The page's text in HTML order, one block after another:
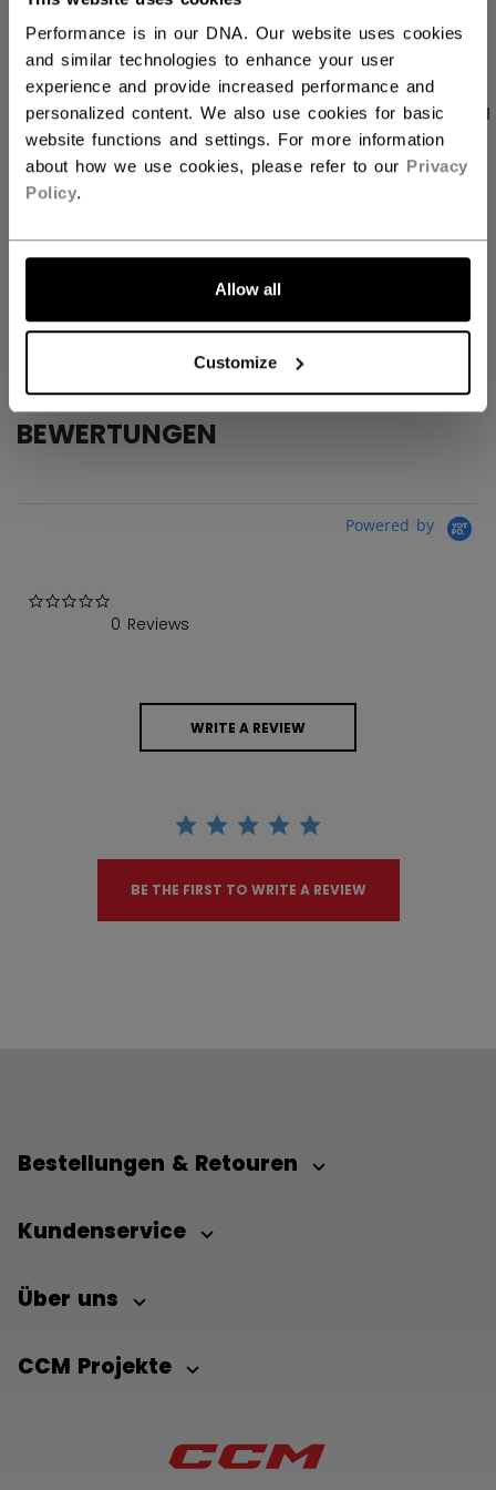
Performance is in our DNA. Our website uses cookies
and similar technologies to enhance your user
experience and provide increased performance and
personalized content. We also use cookies for basic
website functions and settings. For more information
about how we use cookies, please refer to our Privacy
Policy.
Allow all
Customize
PRODUKTFOTOS ANGABEN BEWERTUNGEN
ANGABEN
ID
FMPRO-NA
N/A
COLLECTION
Cage
BEWERTUNGEN
Powered by
0 Reviews
WRITE A REVIEW
BE THE FIRST TO WRITE A REVIEW
Bestellungen & Retouren
Kundenservice
Über uns
CCM Projekte